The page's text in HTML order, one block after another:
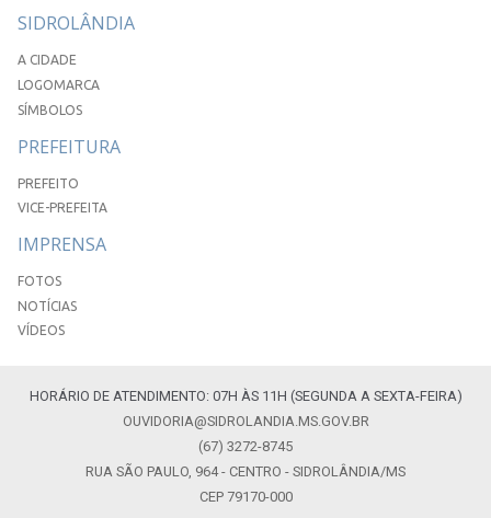
SIDROLÂNDIA
A CIDADE
LOGOMARCA
SÍMBOLOS
PREFEITURA
PREFEITO
VICE-PREFEITA
IMPRENSA
FOTOS
NOTÍCIAS
VÍDEOS
HORÁRIO DE ATENDIMENTO: 07H ÀS 11H (SEGUNDA A SEXTA-FEIRA)
OUVIDORIA@SIDROLANDIA.MS.GOV.BR
(67) 3272-8745
RUA SÃO PAULO, 964 - CENTRO - SIDROLÂNDIA/MS
CEP 79170-000